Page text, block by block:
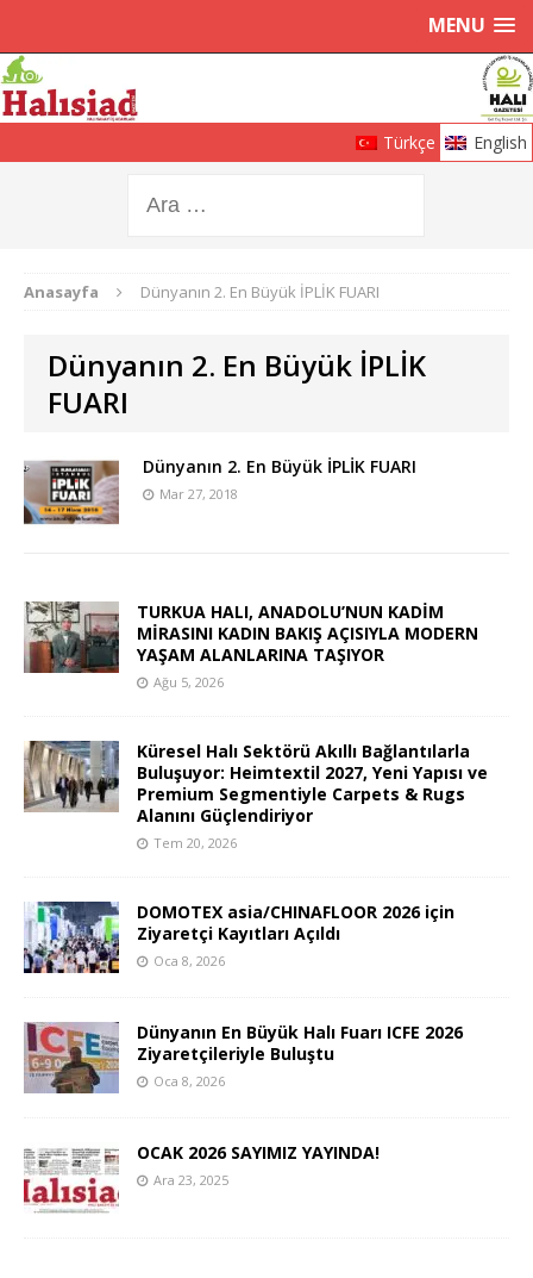
MENU
Türkçe English
Anasayfa Dünyanın 2. En Büyük İPLİK FUARI
Dünyanın 2. En Büyük İPLİK
FUARI
Dünyanın 2. En Büyük İPLİK FUARI
Mar 27, 2018
TURKUA HALI, ANADOLU’NUN KADİM
MİRASINI KADIN BAKIŞ AÇISIYLA MODERN
YAŞAM ALANLARINA TAŞIYOR
Ağu 5, 2026
Küresel Halı Sektörü Akıllı Bağlantılarla
Buluşuyor: Heimtextil 2027, Yeni Yapısı ve
Premium Segmentiyle Carpets & Rugs
Alanını Güçlendiriyor
Tem 20, 2026
DOMOTEX asia/CHINAFLOOR 2026 için
Ziyaretçi Kayıtları Açıldı
Oca 8, 2026
Dünyanın En Büyük Halı Fuarı ICFE 2026
Ziyaretçileriyle Buluştu
Oca 8, 2026
OCAK 2026 SAYIMIZ YAYINDA!
Ara 23, 2025